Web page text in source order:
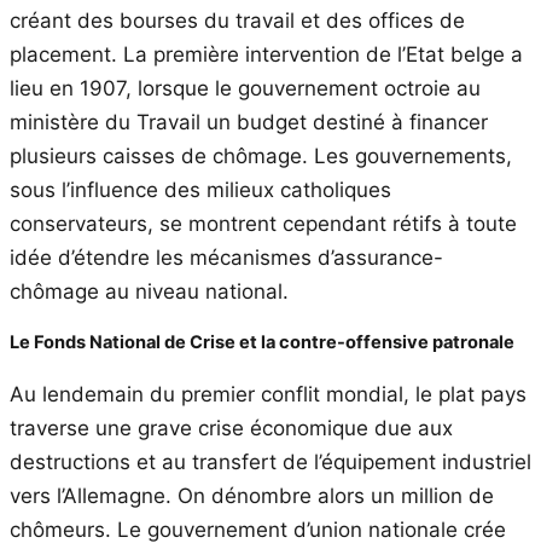
créant des bourses du travail et des offices de
placement. La première intervention de l’Etat belge a
lieu en 1907, lorsque le gouvernement octroie au
ministère du Travail un budget destiné à financer
plusieurs caisses de chômage. Les gouvernements,
sous l’influence des milieux catholiques
conservateurs, se montrent cependant rétifs à toute
idée d’étendre les mécanismes d’assurance-
chômage au niveau national.
Le Fonds National de Crise et la contre-offensive patronale
Au lendemain du premier conflit mondial, le plat pays
traverse une grave crise économique due aux
destructions et au transfert de l’équipement industriel
vers l’Allemagne. On dénombre alors un million de
chômeurs. Le gouvernement d’union nationale crée